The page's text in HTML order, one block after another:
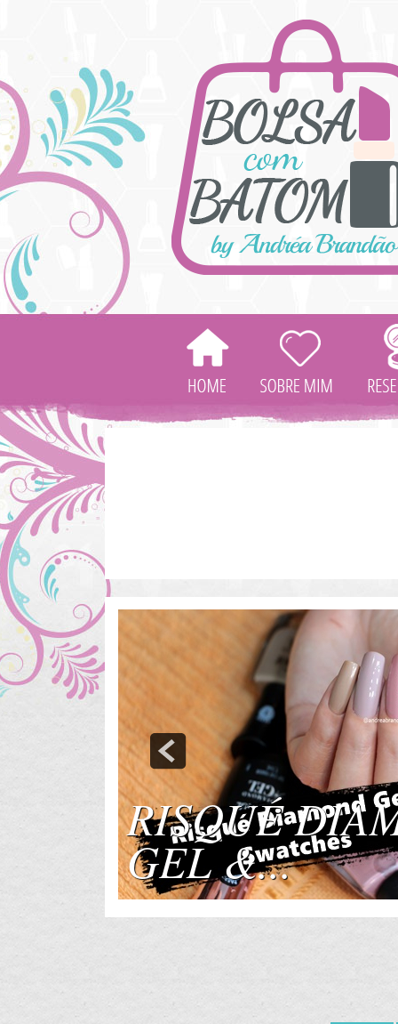
HOMESOBRE
MIM
RISQUÉ
GEL &...